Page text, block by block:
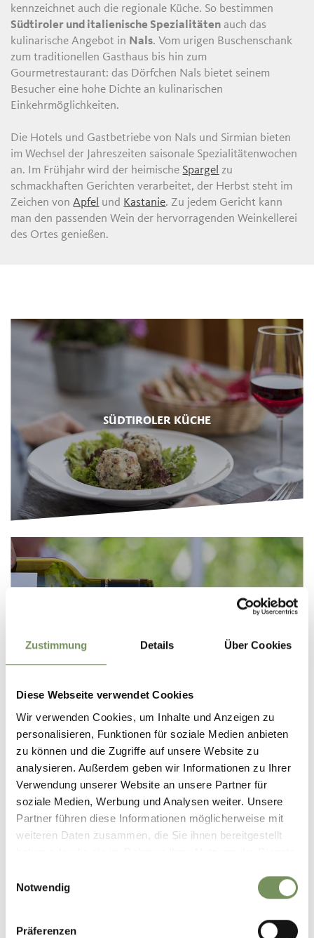
Zustimmung Details Über Cookies
Diese Webseite verwendet Cookies
Wir verwenden Cookies, um Inhalte und Anzeigen zu
personalisieren, Funktionen für soziale Medien anbieten
zu können und die Zugriffe auf unsere Website zu
analysieren. Außerdem geben wir Informationen zu Ihrer
Verwendung unserer Website an unsere Partner für
soziale Medien, Werbung und Analysen weiter. Unsere
Partner führen diese Informationen möglicherweise mit
weiteren Daten zusammen, die Sie ihnen bereitgestellt
Notwendig
Präferenzen
kennzeichnet auch die regionale Küche. So bestimmen
Südtiroler und italienische Spezialitäten auch das
kulinarische Angebot in Nals. Vom urigen Buschenschank
zum traditionellen Gasthaus bis hin zum
Gourmetrestaurant: das Dörfchen Nals bietet seinem
Besucher eine hohe Dichte an kulinarischen
Einkehrmöglichkeiten.
Die Hotels und Gastbetriebe von Nals und Sirmian bieten
im Wechsel der Jahreszeiten saisonale Spezialitätenwochen
an. Im Frühjahr wird der heimische Spargel zu
schmackhaften Gerichten verarbeitet, der Herbst steht im
Zeichen vonApfel und Kastanie. Zu jedem Gericht kann
man den passenden Wein der hervorragenden Weinkellerei
des Ortes genießen.
SÜDTIROLER KÜCHE
WEIN